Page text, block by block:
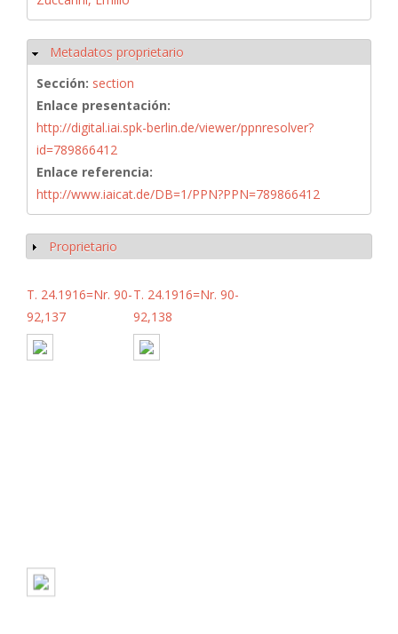
Ocultar
Metadatos proprietario
Sección: section
Enlace presentación:
http://digital.iai.spk-berlin.de/viewer/ppnresolver?
id=789866412
Enlace referencia:
http://www.iaicat.de/DB=1/PPN?PPN=789866412
Mostrar
Proprietario
T. 24.1916=Nr. 90-
92,137
T. 24.1916=Nr. 90-
92,138